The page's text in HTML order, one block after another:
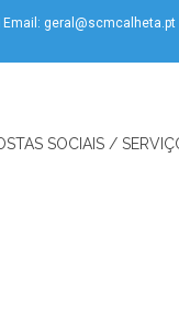
Email: geral@scmcalheta.pt
SOCIAIS /